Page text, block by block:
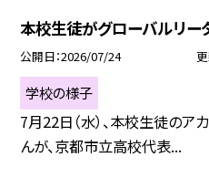
本校生徒がグローバルリー
公開日 2026/07/24
学校の様子
7月22日（水）、本校生徒の
んが、京都市立高校代表...